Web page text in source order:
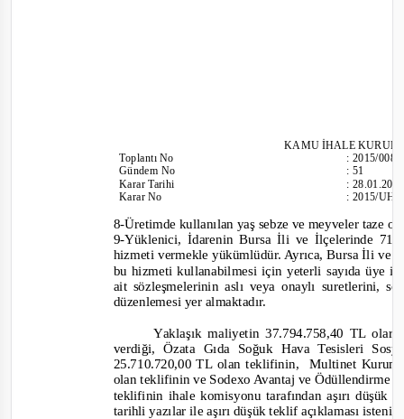
KAMU İHALE
ToplantıNo
Gündem No
Karar Tarihi
Karar No
:2015/008
:51
:
:2015/
8-Üretimde kullanılan yaş sebze ve meyveler taze
9-Yüklenici, İdarenin Bursa İli ve İlçelerinde 71
hizmeti vermekle yükümlüdür. Ayrıca, Bursa İli ve
bu hizmeti kullanabilmesi için yeterli sayıda üye
ait sözleşmelerinin aslı veya onaylı suretlerini,
düzenlemesi yer almaktadır.
Yaklaşık maliyetin 37.794.758,40 TL
verdiği, Özata Gıda Soğuk Hava Tesisleri
25.710.720,00 TL olan teklifinin,
Multinet
olan teklifinin ve Sodexo Avantaj ve Ödüllendirme
teklifinin ihale komisyonu tarafından aşırı
tarihli yazılar ile aşırı düşük teklif açıklaması